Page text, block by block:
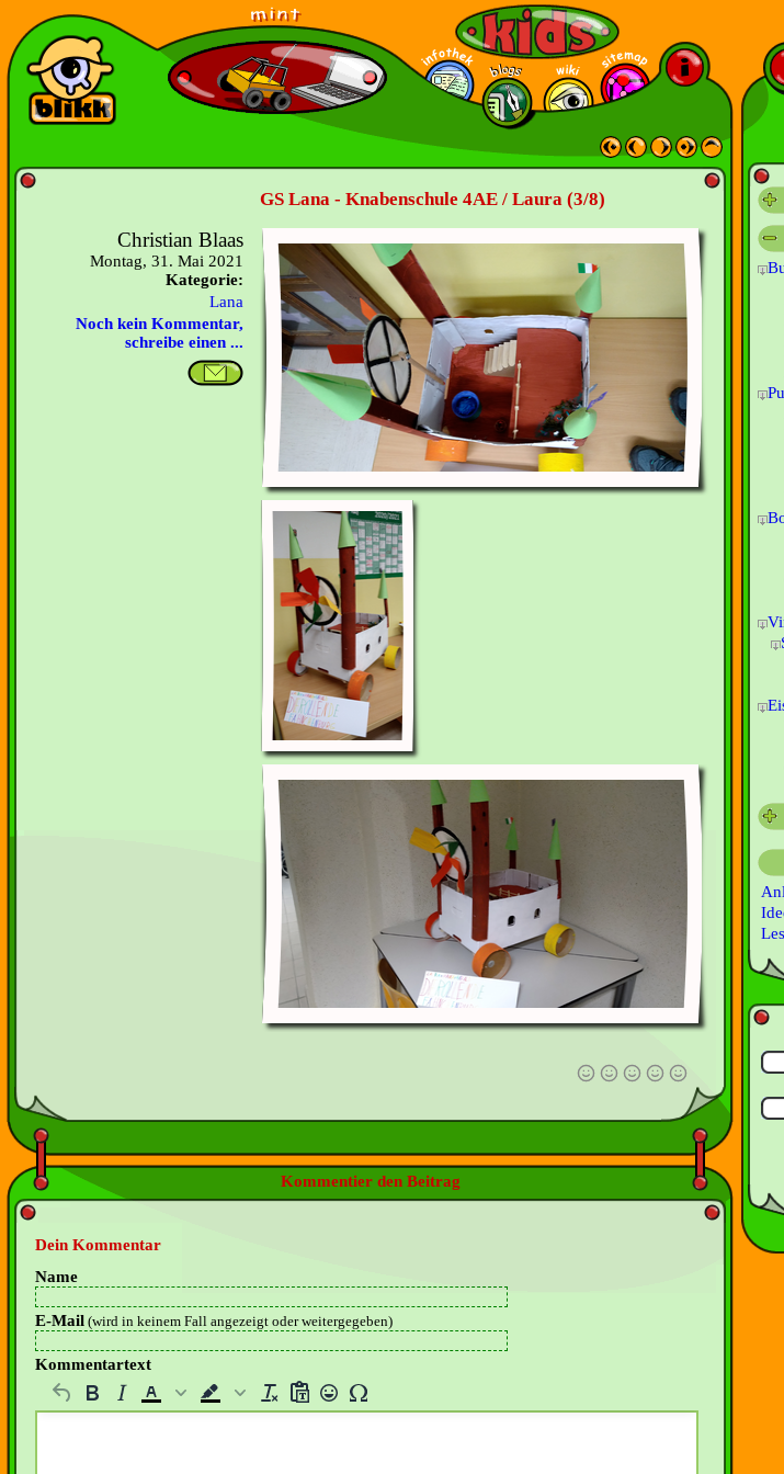
GS Lana - Knabenschule 4AE / Laura (3/8)
Christian Blaas
Montag, 31. Mai 2021
Kategorie:
Lana
Noch kein Kommentar,
schreibe einen ...
Kommentier den Beitrag
Dein Kommentar
Name
E-Mail (wird in keinem Fall angezeigt oder weitergegeben)
Kommentartext